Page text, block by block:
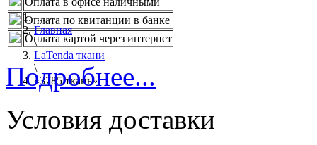
...
Главная
\
LaTenda ткани
\
«3785 ткань»
Оплата по квитанции в банке
Оплата картой через интернет
Подробнее...
Условия доставки